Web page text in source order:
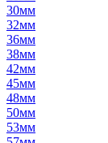
30мм
32мм
36мм
38мм
42мм
45мм
48мм
50мм
53мм